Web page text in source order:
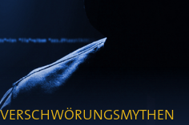
VERSCHWÖRUNGSMYTHEN